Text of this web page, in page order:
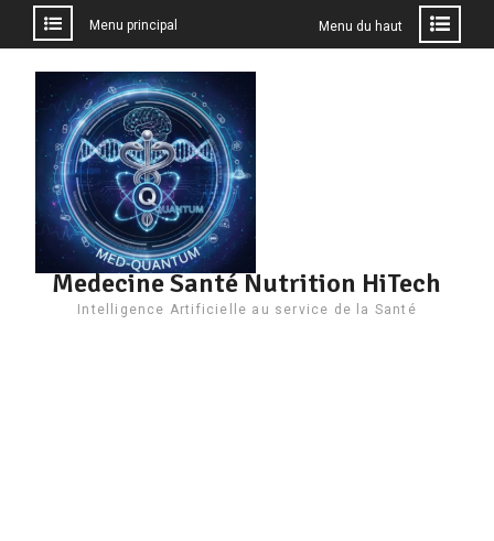
contenu
Menu principal Menu du haut
Medecine Santé Nutrition HiTech
Intelligence Artificielle au service de la Santé